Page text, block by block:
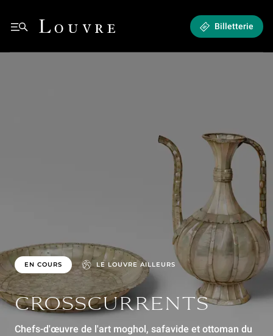
Louvre - Retour à l'accueil
Billetterie
CROSSCURRENTS
Chefs-d'œuvre de l'art moghol, safavide et ottoman du
EN COURS LE LOUVRE AILLEURS